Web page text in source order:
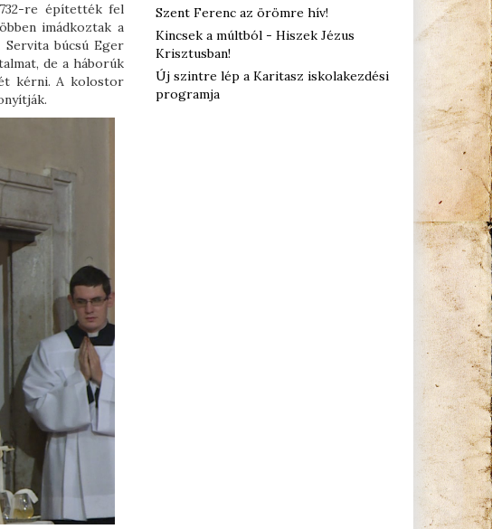
re építették fel
imádkoztak a
Servita búcsú Eger
de a háborúk
kérni. A kolostor
Szent Ferenc az örömre hív!
Kincsek a múltból - Hiszek Jézus
Krisztusban!
Új szintre lép a Karitasz iskolakezdési
programja